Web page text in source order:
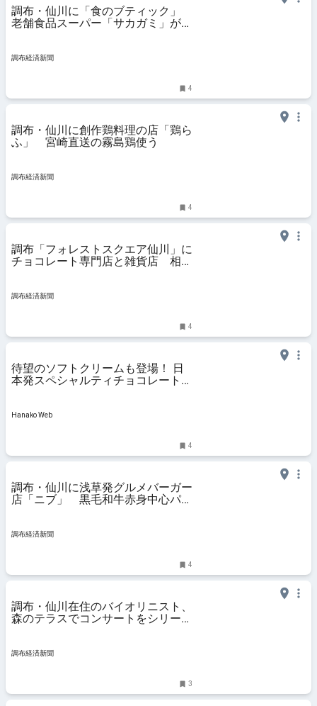
調布・仙川に「食のブティック」
老舗食品スーパー「サカガミ」が新
調布経済新聞
4
調布・仙川に創作鶏料理の店「鶏ら
ふ」 宮崎直送の霧島鶏使う
調布経済新聞
4
調布「フォレストスクエア仙川」に
チョコレート専門店と雑貨店 相次
調布経済新聞
4
待望のソフトクリームも登場！ 日
本発スペシャルティチョコレート専
川駅前にオープン。
Hanako Web
4
調布・仙川に浅草発グルメバーガー
店「ニブ」 黒毛和牛赤身中心パテ
調布経済新聞
4
調布・仙川在住のバイオリニスト、
森のテラスでコンサートをシリーズ
調布経済新聞
3